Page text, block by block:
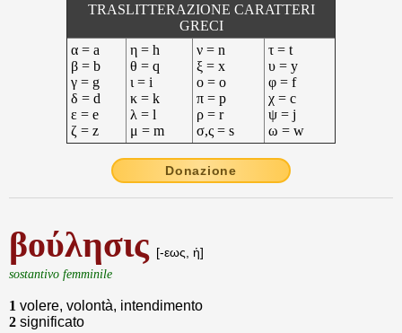
TRASLITTERAZIONE CARATTERI
GRECI
α = a
β = b
γ = g
δ = d
ε = e
ζ = z
η = h
θ = q
ι = i
κ = k
λ = l
μ = m
ν = n
ξ = x
ο = o
π = p
ρ = r
σ,ς = s
τ = t
υ = y
φ = f
χ = c
ψ = j
ω = w
Donazione
βούλησις [-εως, ἡ]
sostantivo femminile
1 volere, volontà, intendimento
2 significato